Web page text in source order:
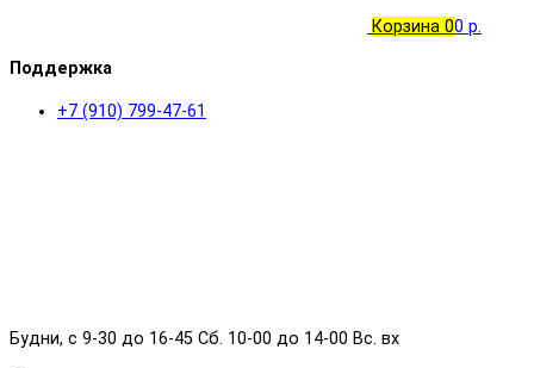
Корзина 00 р.
Поддержка
+7 (910) 799-47-61
Будни, с 9-30 до 16-45 Сб. 10-00 до 14-00 Вс. вх